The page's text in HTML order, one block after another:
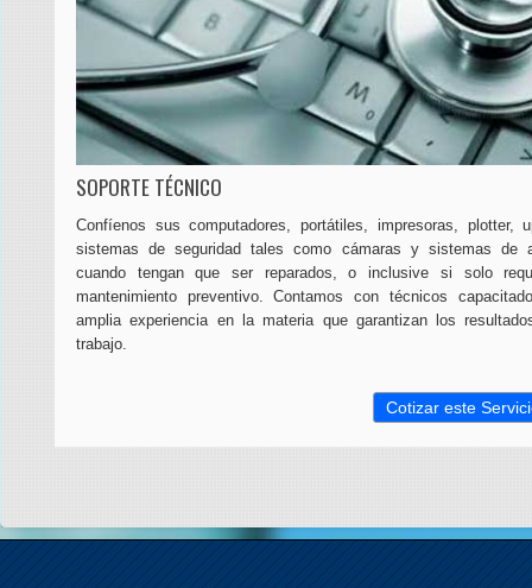
SOPORTE TÉCNICO
Confíenos sus computadores, portátiles, impresoras, plotter,
sistemas de seguridad tales como cámaras y sistemas de
cuando tengan que ser reparados, o inclusive si solo
mantenimiento preventivo. Contamos con técnicos
amplia experiencia en la materia que garantizan los
trabajo.